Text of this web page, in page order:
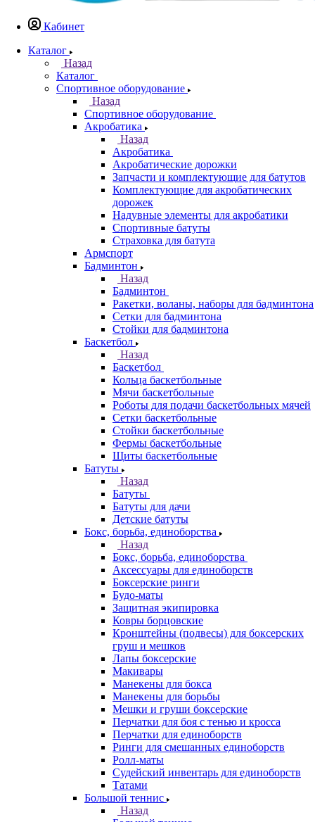
Кабинет
Каталог
Назад
Каталог
Спортивное оборудование
Назад
Спортивное оборудование
Акробатика
Назад
Акробатика
Акробатические дорожки
Запчасти и комплектующие для батутов
Комплектующие для акробатических
дорожек
Надувные элементы для акробатики
Спортивные батуты
Страховка для батута
Армспорт
Бадминтон
Назад
Бадминтон
Ракетки, воланы, наборы для бадминтона
Сетки для бадминтона
Стойки для бадминтона
Баскетбол
Назад
Баскетбол
Кольца баскетбольные
Мячи баскетбольные
Роботы для подачи баскетбольных мячей
Сетки баскетбольные
Стойки баскетбольные
Фермы баскетбольные
Щиты баскетбольные
Батуты
Назад
Батуты
Батуты для дачи
Детские батуты
Бокс, борьба, единоборства
Назад
Бокс, борьба, единоборства
Аксессуары для единоборств
Боксерские ринги
Будо-маты
Защитная экипировка
Ковры борцовские
Кронштейны (подвесы) для боксерских
груш и мешков
Лапы боксерские
Макивары
Манекены для бокса
Манекены для борьбы
Мешки и груши боксерские
Перчатки для боя с тенью и кросса
Перчатки для единоборств
Ринги для смешанных единоборств
Ролл-маты
Судейский инвентарь для единоборств
Татами
Большой теннис
Назад